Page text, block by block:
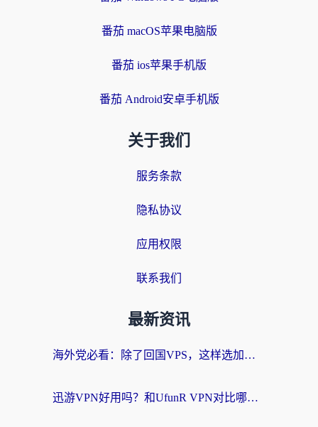
番茄 macOS苹果电脑版
番茄 ios苹果手机版
番茄 Android安卓手机版
关于我们
服务条款
隐私协议
应用权限
联系我们
最新资讯
海外党必看：除了回国VPS，这样选加速器也能无缝刷国内资源？
迅游VPN好用吗？和UfunR VPN对比哪个回国效果更好？海外党亲测避坑指南